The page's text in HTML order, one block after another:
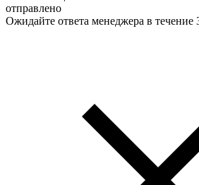
отправлено
Ожидайте ответа менеджера в течение